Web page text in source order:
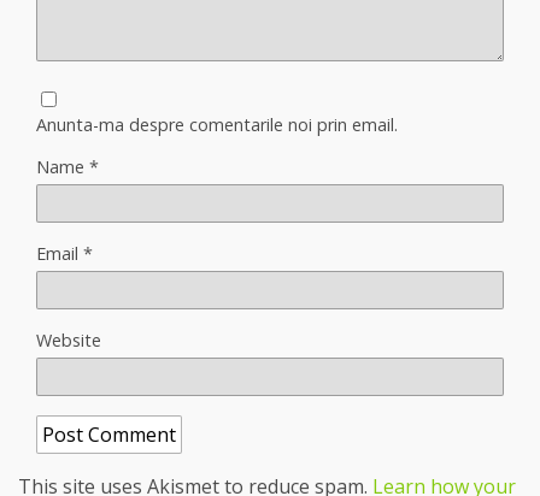
Anunta-ma despre comentarile noi prin email.
Name *
Email *
Website
This site uses Akismet to reduce spam. Learn how your